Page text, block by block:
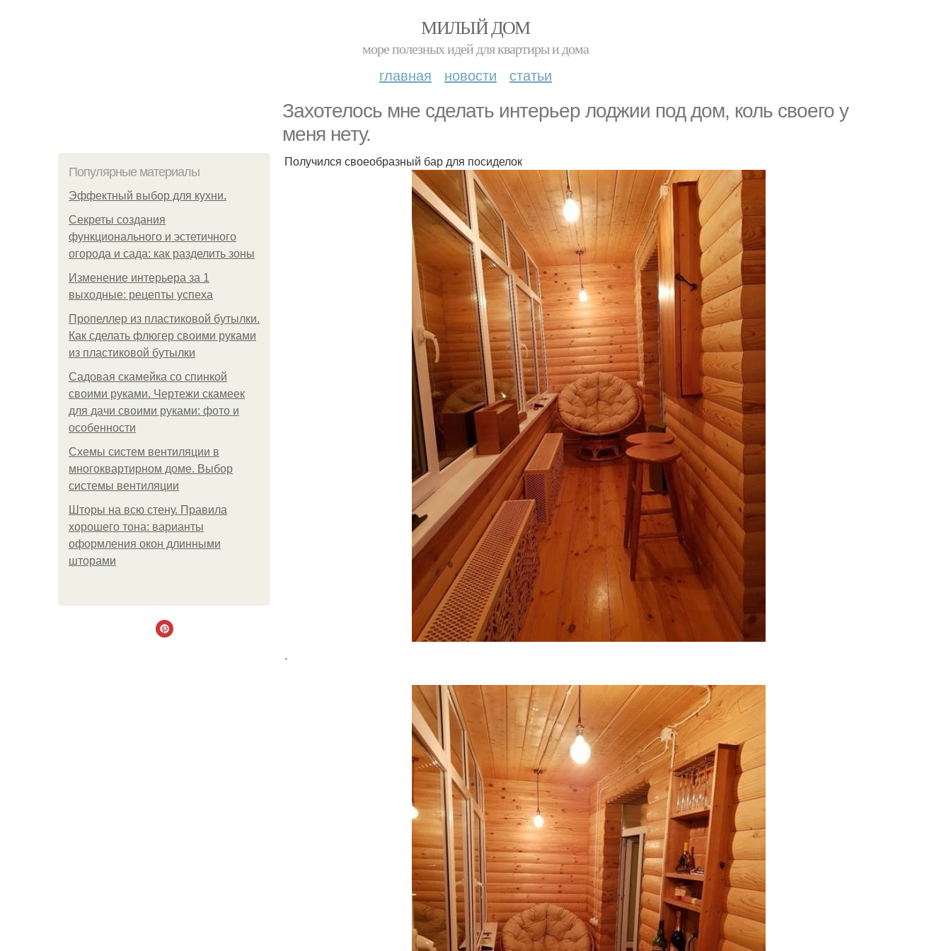
МИЛЫЙ ДОМ
море полезных идей для квартиры и дома
главная новости статьи
Захотелось мне сделать интерьер лоджии под дом, коль своего у
меня нету.
Популярные материалы
Эффектный выбор для кухни.
Секреты создания
функционального и эстетичного
огорода и сада: как разделить зоны
Изменение интерьера за 1
выходные: рецепты успеха
Пропеллер из пластиковой бутылки.
Как сделать флюгер своими руками
из пластиковой бутылки
Садовая скамейка со спинкой
своими руками. Чертежи скамеек
для дачи своими руками: фото и
особенности
Схемы систем вентиляции в
многоквартирном доме. Выбор
системы вентиляции
Шторы на всю стену. Правила
хорошего тона: варианты
оформления окон длинными
шторами
Получился своеобразный бар для посиделок
.